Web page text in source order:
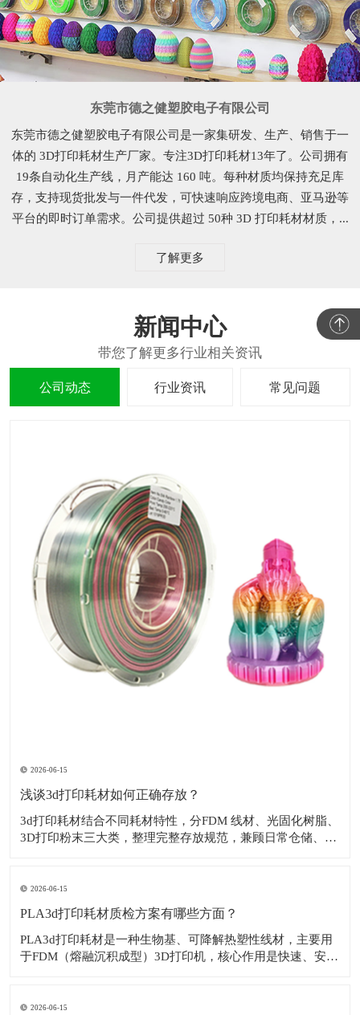
东莞市德之健塑胶电子有限公司
东莞市德之健塑胶电子有限公司是一家集研发、生产、销售于一
体的 3D打印耗材生产厂家。专注3D打印耗材13年了。公司拥有
19条自动化生产线，月产能达 160 吨。每种材质均保持充足库
存，支持现货批发与一件代发，可快速响应跨境电商、亚马逊等
平台的即时订单需求。公司提供超过 50种 3D 打印耗材材质，...
了解更多
新闻中心
公司动态 行业资讯 常见问题
2026-06-15
浅谈3d打印耗材如何正确存放？
3d打印耗材结合不同耗材特性，分FDM 线材、光固化树脂、
3D打印粉末三大类，整理完整存放规范，兼顾日常仓储、开
无直晒、远离热源 / 窗户。离地存放：货架 / 托盘垫高
2026-06-15
PLA3d打印耗材质检方案有哪些方面？
PLA3d打印耗材是一种生物基、可降解热塑性线材，主要用
于FDM（熔融沉积成型）3D打印机，核心作用是快速、安
1. 线径 & 椭圆度（核心来料检测）1.75mm 国标：优等 ±0
2026-06-15